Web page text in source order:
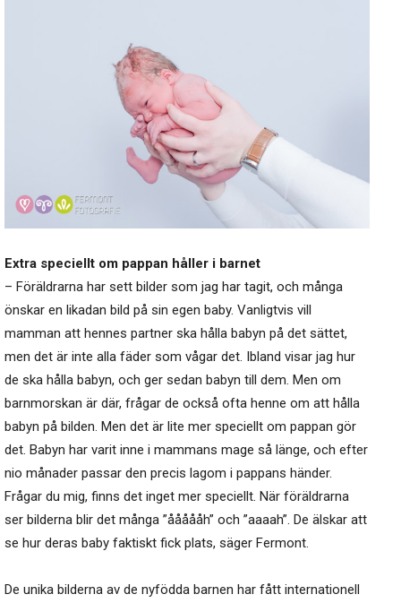
Extra speciellt om pappan håller i barnet
– Föräldrarna har sett bilder som jag har tagit, och många
önskar en likadan bild på sin egen baby. Vanligtvis vill
mamman att hennes partner ska hålla babyn på det sättet,
men det är inte alla fäder som vågar det. Ibland visar jag hur
de ska hålla babyn, och ger sedan babyn till dem. Men om
barnmorskan är där, frågar de också ofta henne om att hålla
babyn på bilden. Men det är lite mer speciellt om pappan gör
det. Babyn har varit inne i mammans mage så länge, och efter
nio månader passar den precis lagom i pappans händer.
Frågar du mig, finns det inget mer speciellt. När föräldrarna
ser bilderna blir det många ”åååååh” och ”aaaah”. De älskar att
se hur deras baby faktiskt fick plats, säger Fermont.
De unika bilderna av de nyfödda barnen har fått internationell